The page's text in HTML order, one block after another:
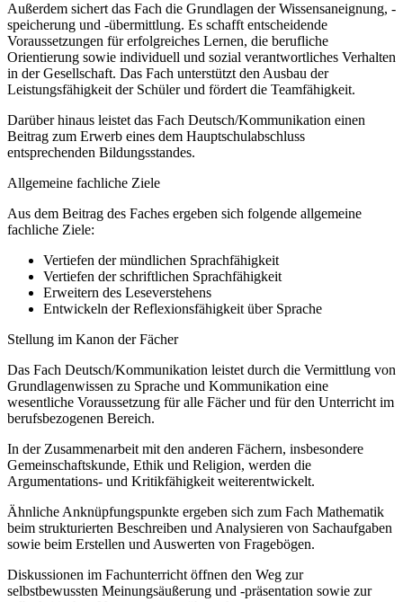
Außerdem sichert das Fach die Grundlagen der Wissensaneignung, -
speicherung und -übermittlung. Es schafft entscheidende
Voraussetzungen für erfolgreiches Lernen, die berufliche
Orientierung sowie individuell und sozial verantwortliches Verhalten
in der Gesellschaft. Das Fach unterstützt den Ausbau der
Leistungsfähigkeit der Schüler und fördert die Teamfähigkeit.
Darüber hinaus leistet das Fach Deutsch/Kommunikation einen
Beitrag zum Erwerb eines dem Hauptschulabschluss
entsprechenden Bildungsstandes.
Allgemeine fachliche Ziele
Aus dem Beitrag des Faches ergeben sich folgende allgemeine
fachliche Ziele:
Vertiefen der mündlichen Sprachfähigkeit
Vertiefen der schriftlichen Sprachfähigkeit
Erweitern des Leseverstehens
Entwickeln der Reflexionsfähigkeit über Sprache
Stellung im Kanon der Fächer
Das Fach Deutsch/Kommunikation leistet durch die Vermittlung von
Grundlagenwissen zu Sprache und Kommunikation eine
wesentliche Voraussetzung für alle Fächer und für den Unterricht im
berufsbezogenen Bereich.
In der Zusammenarbeit mit den anderen Fächern, insbesondere
Gemeinschaftskunde, Ethik und Religion, werden die
Argumentations- und Kritikfähigkeit weiterentwickelt.
Ähnliche Anknüpfungspunkte ergeben sich zum Fach Mathematik
beim strukturierten Beschreiben und Analysieren von Sachaufgaben
sowie beim Erstellen und Auswerten von Fragebögen.
Diskussionen im Fachunterricht öffnen den Weg zur
selbstbewussten Meinungsäußerung und -präsentation sowie zur